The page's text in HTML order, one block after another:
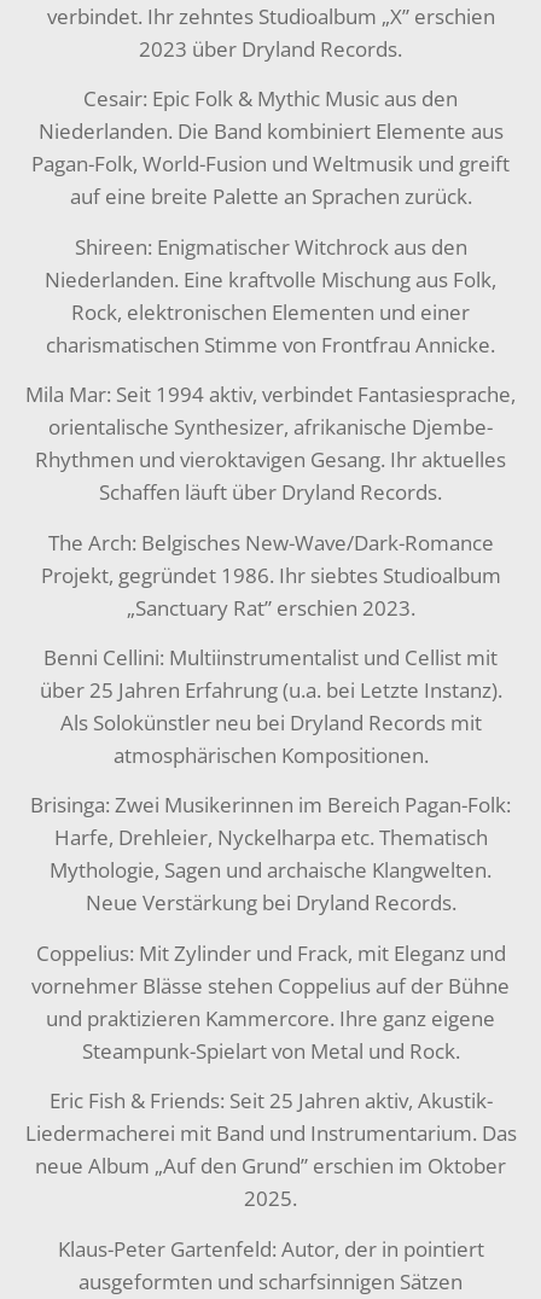
verbindet. Ihr zehntes Studioalbum „X” erschien
2023 über Dryland Records.
Cesair: Epic Folk & Mythic Music aus den
Niederlanden. Die Band kombiniert Elemente aus
Pagan-Folk, World-Fusion und Weltmusik und greift
auf eine breite Palette an Sprachen zurück.
Shireen: Enigmatischer Witchrock aus den
Niederlanden. Eine kraftvolle Mischung aus Folk,
Rock, elektronischen Elementen und einer
charismatischen Stimme von Frontfrau Annicke.
Mila Mar: Seit 1994 aktiv, verbindet Fantasiesprache,
orientalische Synthesizer, afrikanische Djembe-
Rhythmen und vieroktavigen Gesang. Ihr aktuelles
Schaffen läuft über Dryland Records.
The Arch: Belgisches New-Wave/Dark-Romance
Projekt, gegründet 1986. Ihr siebtes Studioalbum
„Sanctuary Rat” erschien 2023.
Benni Cellini: Multiinstrumentalist und Cellist mit
über 25 Jahren Erfahrung (u.a. bei Letzte Instanz).
Als Solokünstler neu bei Dryland Records mit
atmosphärischen Kompositionen.
Brisinga: Zwei Musikerinnen im Bereich Pagan-Folk:
Harfe, Drehleier, Nyckelharpa etc. Thematisch
Mythologie, Sagen und archaische Klangwelten.
Neue Verstärkung bei Dryland Records.
Coppelius: Mit Zylinder und Frack, mit Eleganz und
vornehmer Blässe stehen Coppelius auf der Bühne
und praktizieren Kammercore. Ihre ganz eigene
Steampunk-Spielart von Metal und Rock.
Eric Fish & Friends: Seit 25 Jahren aktiv, Akustik-
Liedermacherei mit Band und Instrumentarium. Das
neue Album „Auf den Grund” erschien im Oktober
2025.
Klaus-Peter Gartenfeld: Autor, der in pointiert
ausgeformten und scharfsinnigen Sätzen